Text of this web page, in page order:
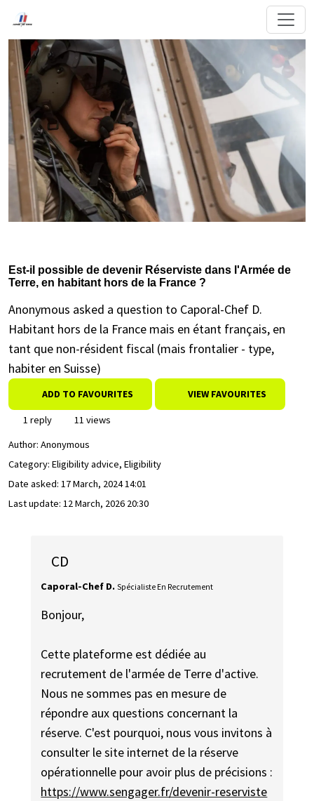
Est-il possible de devenir Réserviste dans l'Armée de
Terre, en habitant hors de la France ?
Anonymous asked a question to Caporal-Chef D.
Habitant hors de la France mais en étant français, en
tant que non-résident fiscal (mais frontalier - type,
habiter en Suisse)
ADD TO FAVOURITES VIEW FAVOURITES
1 reply
11 views
Author: Anonymous
Category: Eligibility advice, Eligibility
Date asked: 17 March, 2024 14:01
Last update: 12 March, 2026 20:30
CD
Caporal-Chef D. Spécialiste En Recrutement
Bonjour,
Cette plateforme est dédiée au
recrutement de l'armée de Terre d'active.
Nous ne sommes pas en mesure de
répondre aux questions concernant la
réserve. C'est pourquoi, nous vous invitons à
consulter le site internet de la réserve
opérationnelle pour avoir plus de précisions :
https://www.sengager.fr/devenir-reserviste